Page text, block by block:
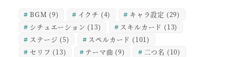
BGM (9) イクチ (4) キャラ設定 (29)
シチュエーション (13) スキルカード (13)
ステージ (5) スペルカード (101)
セリフ (13) テーマ曲 (9) 二つ名 (10)